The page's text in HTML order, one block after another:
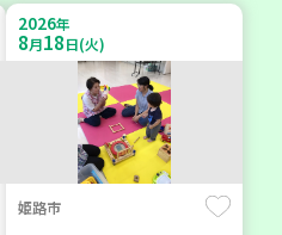
2026年
8月18日(火)
姫路市